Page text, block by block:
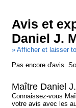
Avis et
Daniel J.
» Afficher et laisser
Pas encore d'avis.
Maître Daniel
Connaissez-vous
votre avis avec les